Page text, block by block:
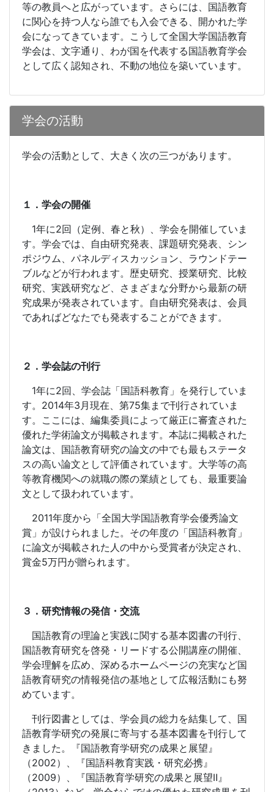
等の教員へと広がっています。さらには、国語教育
に関心を持つ人なら誰でも入会できる、開かれた学
会になってきています。こうして全国大学国語教育
学会は、文字通り、わが国を代表する国語教育学会
として広く認知され、不動の地位を築いています。
学会の活動
学会の活動として、大きく次の三つがあります。
１．学会の開催
1年に2回（定例、春と秋）、学会を開催していま
す。学会では、自由研究発表、課題研究発表、シン
ポジウム、パネルディスカッション、ラウンドテー
ブルなどが行われます。歴史研究、授業研究、比較
研究、実践研究など、さまざまな分野から最新の研
究成果が発表されています。自由研究発表は、会員
であればどなたでも発表することができます。
２．学会誌の刊行
1年に2回、学会誌「国語科教育」を発行していま
す。 2014年3月現在、第75集まで刊行されていま
す。ここには、編集委員によって厳正に審査された
優れた学術論文が掲載されます。本誌に掲載された
論文は、国語教育研究の論文の中でも最もステータ
スの高い論文として評価されています。大学等の高
等教育機関への就職の際の業績としても、最重要論
文として扱われています。
2011年度から「全国大学国語教育学会優秀論文
賞」が設けられました。その年度の「国語科教育」
に論文が掲載された人の中から受賞者が決定され、
賞金5万円が贈られます。
３．研究情報の発信・交流
国語教育の理論と実践に関する基本図書の刊行、
国語教育研究を啓発・リードする公開講座の開催、
学会理解を広め、深めるホームページの充実など国
語教育研究の情報発信の基地として広報活動にも努
めています。
刊行図書としては、学会員の総力を結集して、国
語教育学研究の発展に寄与する基本図書を刊行して
きました。『国語教育学研究の成果と展望』
（2002）、『国語科教育実践・研究必携』
（2009）、『国語教育学研究の成果と展望Ⅱ』